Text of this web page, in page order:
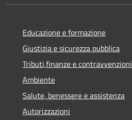
Educazione e formazione
Giustizia e sicurezza pubblica
Tributi,finanze e contravvenzioni
Ambiente
Salute, benessere e assistenza
Autorizzazioni